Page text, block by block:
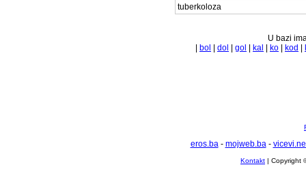
tuberkoloza
U bazi
bol dol gol kal ko kod
eros.ba- mojweb.ba-
Kontakt | Copyright